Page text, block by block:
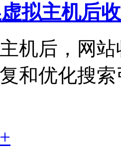
拟主机后
机后，网
和优化搜